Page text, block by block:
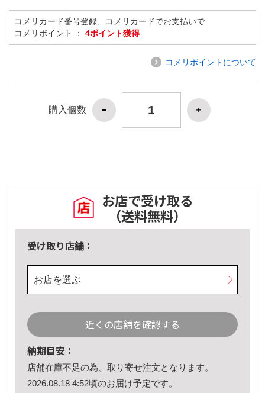
コメリカード番号登録、コメリカードでお支払いで
コメリポイント ： 4ポイント獲得
コメリポイントについて
購入個数
お店で受け取る
（送料無料）
受け取り店舗：
お店を選ぶ
近くの店舗を確認する
納期目安：
店舗在庫不足の為、取り寄せ注文となります。
2026.08.18 4:52頃のお届け予定です。